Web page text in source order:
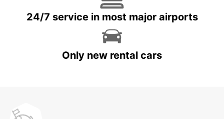
24/7 service in most major airports
Only new rental cars